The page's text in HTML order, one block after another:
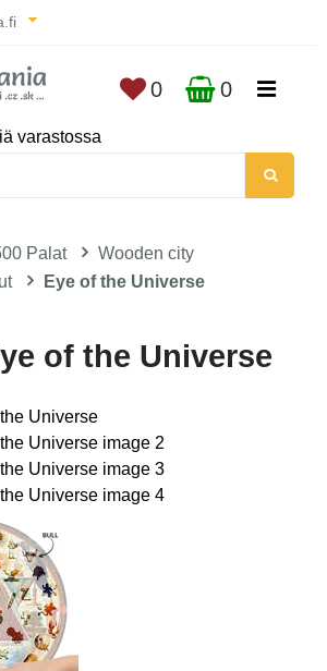
varastossa
0 0
Palat
Wooden city
Eye of the Universe
of the Universe